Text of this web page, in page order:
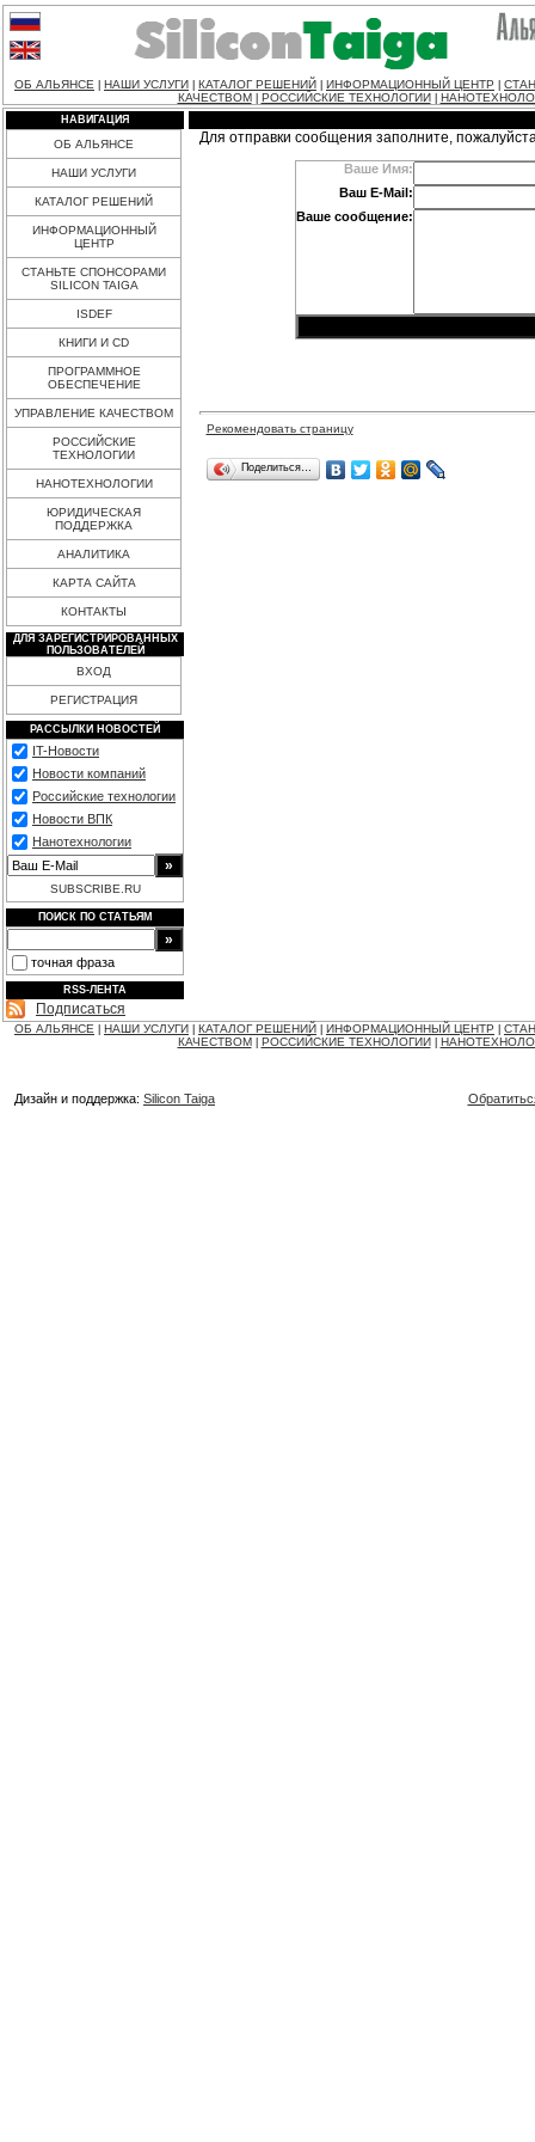
ОБ АЛЬЯНСЕ НАШИ УСЛУГИ КАТАЛОГ РЕШЕНИЙ ИНФОРМАЦИОННЫЙ ЦЕНТР
КАЧЕСТВОМ
РОССИЙСКИЕ ТЕХНОЛОГИИ
НАВИГАЦИЯ
ОБ АЛЬЯНСЕ
НАШИ УСЛУГИ
КАТАЛОГ РЕШЕНИЙ
ИНФОРМАЦИОННЫЙ
ЦЕНТР
СТАНЬТЕ СПОНСОРАМИ
SILICON TAIGA
ISDEF
КНИГИ И CD
ПРОГРАММНОЕ
ОБЕСПЕЧЕНИЕ
УПРАВЛЕНИЕ КАЧЕСТВОМ
РОССИЙСКИЕ
ТЕХНОЛОГИИ
НАНОТЕХНОЛОГИИ
ЮРИДИЧЕСКАЯ
ПОДДЕРЖКА
АНАЛИТИКА
КАРТА САЙТА
КОНТАКТЫ
ДЛЯ ЗАРЕГИСТРИРОВАННЫХ
ПОЛЬЗОВАТЕЛЕЙ
ВХОД
РЕГИСТРАЦИЯ
РАССЫЛКИ НОВОСТЕЙ
IT-Новости
Новости компаний
Российские технологии
Новости ВПК
Нанотехнологии
SUBSCRIBE.RU
ПОИСК ПО СТАТЬЯМ
точная фраза
RSS-ЛЕНТА
Подписаться
Для отправки сообщения заполните,
Ваше Имя:
Ваш E-Mail:
Ваше сообщение:
Рекомендовать страницу
Поделиться…
ОБ АЛЬЯНСЕ НАШИ УСЛУГИ КАТАЛОГ РЕШЕНИЙ ИНФОРМАЦИОННЫЙ ЦЕНТР
КАЧЕСТВОМ
РОССИЙСКИЕ ТЕХНОЛОГИИ
Дизайн и поддержка: Silicon Taiga